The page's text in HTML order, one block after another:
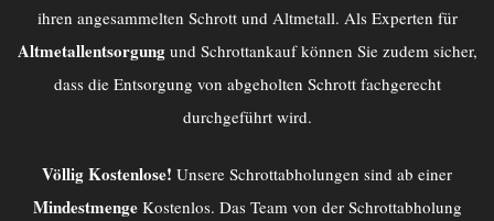
ihren angesammelten Schrott und Altmetall. Als Experten für
Altmetallentsorgung und Schrottankauf können Sie zudem sicher,
dass die Entsorgung von abgeholten Schrott fachgerecht
durchgeführt wird.
Völlig Kostenlose! Unsere Schrottabholungen sind ab einer
Mindestmenge Kostenlos. Das Team von der Schrottabholung